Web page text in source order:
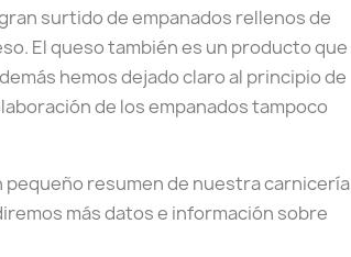
surtido de empanados rellenos de
El queso también es un producto que
hemos dejado claro al principio de
de los empanados tampoco
resumen de nuestra carnicería
más datos e información sobre